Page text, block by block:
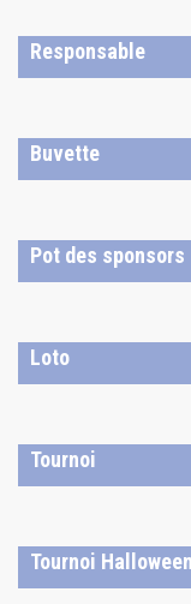
Responsable
Buvette
Pot des sponsors
Loto
Tournoi
Tournoi Halloween